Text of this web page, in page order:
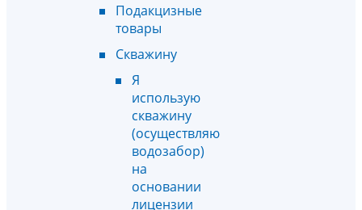
Подакцизные
товары
Скважину
Я
использую
скважину
(осуществляю
водозабор)
на
основании
лицензии